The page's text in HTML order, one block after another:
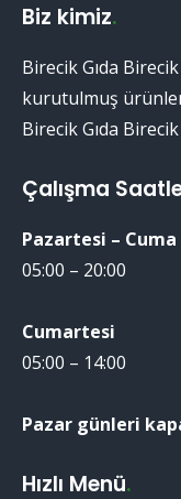
Biz kimiz.
Birecik Gıda
kurutulmuş
Birecik Gıda
Çalışma
Pazartesi – Cuma
05:00 – 20:00
Cumartesi
05:00 – 14:00
Pazar günleri
Hızlı Menü.